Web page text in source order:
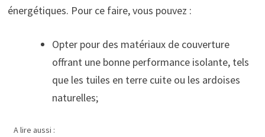
énergétiques. Pour ce faire, vous pouvez :
Opter pour des matériaux de couverture
offrant une bonne performance isolante, tels
que les tuiles en terre cuite ou les ardoises
naturelles;
A lire aussi :